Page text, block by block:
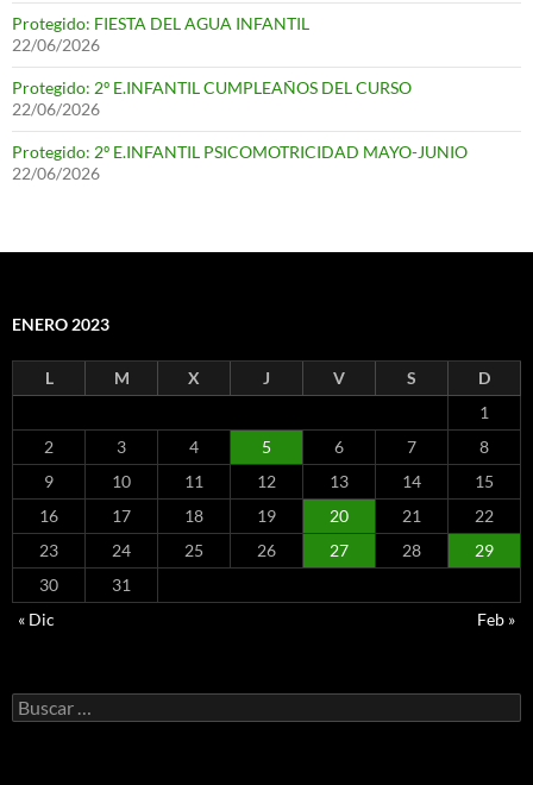
Protegido: FIESTA DEL AGUA INFANTIL
22/06/2026
Protegido: 2º E.INFANTIL CUMPLEAÑOS DEL CURSO
22/06/2026
Protegido: 2º E.INFANTIL PSICOMOTRICIDAD MAYO-JUNIO
22/06/2026
ENERO 2023
L M X J V S
D
1
2
3 4 5 6 7
8
9
10 11 12 13 14
15
16
17 18 19 20 21
22
23
24 25 26 27 28
29
30
31
« Dic
Feb »
Buscar: